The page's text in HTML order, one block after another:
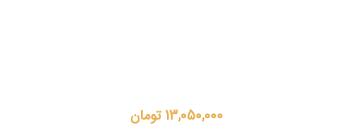
13,050,000 تومان